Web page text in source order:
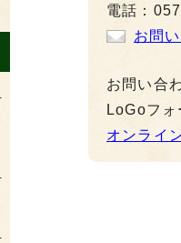
電話：
お問
お問い合
LoGoフ
オンライ